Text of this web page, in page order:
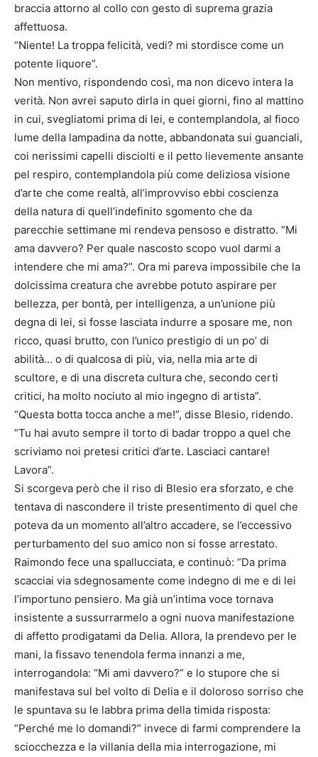
braccia attorno al collo con gesto di suprema grazia
affettuosa.
“Niente! La troppa felicità, vedi? mi stordisce come un
potente liquore”.
Non mentivo, rispondendo così, ma non dicevo intera la
verità. Non avrei saputo dirla in quei giorni, fino al mattino
in cui, svegliatomi prima di lei, e contemplandola, al fioco
lume della lampadina da notte, abbandonata sui guanciali,
coi nerissimi capelli disciolti e il petto lievemente ansante
pel respiro, contemplandola più come deliziosa visione
d’arte che come realtà, all’improvviso ebbi coscienza
della natura di quell’indefinito sgomento che da
parecchie settimane mi rendeva pensoso e distratto. “Mi
ama davvero? Per quale nascosto scopo vuol darmi a
intendere che mi ama?”. Ora mi pareva impossibile che la
dolcissima creatura che avrebbe potuto aspirare per
bellezza, per bontà, per intelligenza, a un’unione più
degna di lei, si fosse lasciata indurre a sposare me, non
ricco, quasi brutto, con l’unico prestigio di un po’ di
abilità… o di qualcosa di più, via, nella mia arte di
scultore, e di una discreta cultura che, secondo certi
critici, ha molto nociuto al mio ingegno di artista”.
“Questa botta tocca anche a me!”, disse Blesio, ridendo.
“Tu hai avuto sempre il torto di badar troppo a quel che
scriviamo noi pretesi critici d’arte. Lasciaci cantare!
Lavora”.
Si scorgeva però che il riso di Blesio era sforzato, e che
tentava di nascondere il triste presentimento di quel che
poteva da un momento all’altro accadere, se l’eccessivo
perturbamento del suo amico non si fosse arrestato.
Raimondo fece una spallucciata, e continuò: “Da prima
scacciai via sdegnosamente come indegno di me e di lei
l’importuno pensiero. Ma già un’intima voce tornava
insistente a sussurrarmelo a ogni nuova manifestazione
di affetto prodigatami da Delia. Allora, la prendevo per le
mani, la fissavo tenendola ferma innanzi a me,
interrogandola: “Mi ami davvero?” e lo stupore che si
manifestava sul bel volto di Delia e il doloroso sorriso che
le spuntava su le labbra prima della timida risposta:
“Perché me lo domandi?” invece di farmi comprendere la
sciocchezza e la villania della mia interrogazione, mi